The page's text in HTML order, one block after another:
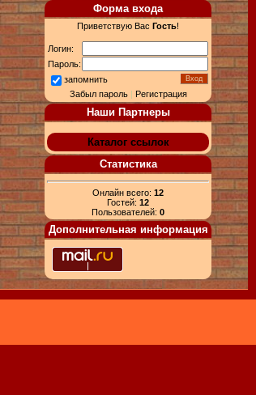
Форма входа
Приветствую Вас Гость!
Логин:
Пароль:
запомнить
Забыл пароль| Регистрация
Наши Партнеры
Каталог ссылок
Статистика
Онлайн всего: 12
Гостей: 12
Пользователей: 0
Дополнительная информация